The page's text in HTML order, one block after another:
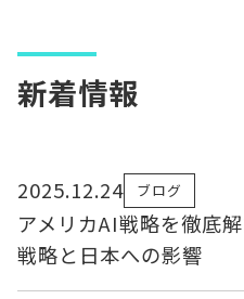
新着情報
2025.12.24 ブログ
アメリカAI戦略を徹底
戦略と日本への影響